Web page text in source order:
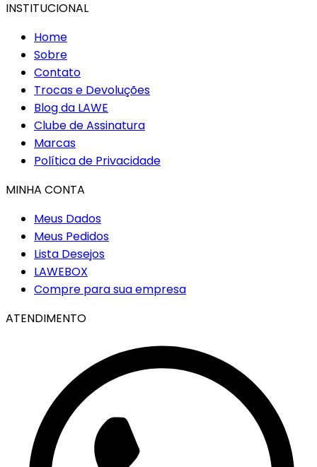
INSTITUCIONAL
Home
Sobre
Contato
Trocas e Devoluções
Blog da LAWE
Clube de Assinatura
Marcas
Política de Privacidade
MINHA CONTA
Meus Dados
Meus Pedidos
Lista Desejos
LAWEBOX
Compre para sua empresa
ATENDIMENTO